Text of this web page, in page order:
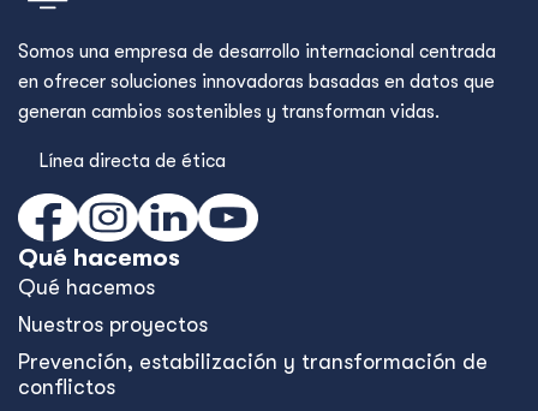
Somos una empresa de desarrollo internacional centrada
en ofrecer soluciones innovadoras basadas en datos que
generan cambios sostenibles y transforman vidas.
Línea directa de ética
Qué hacemos
Qué hacemos
Nuestros proyectos
Prevención, estabilización y transformación de
conflictos